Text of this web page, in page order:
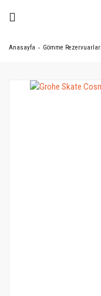
Anasayfa Gömme Rezervuarlar